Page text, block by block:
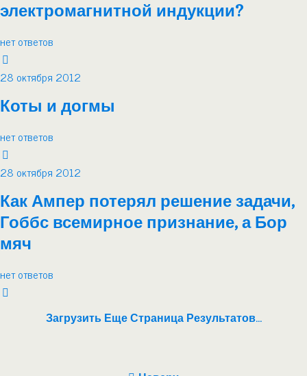
электромагнитной индукции?
нет ответов
28 октября 2012
Коты и догмы
нет ответов
28 октября 2012
Как Ампер потерял решение задачи,
Гоббс всемирное признание, а Бор
мяч
нет ответов
Загрузить Еще Страница Результатов…